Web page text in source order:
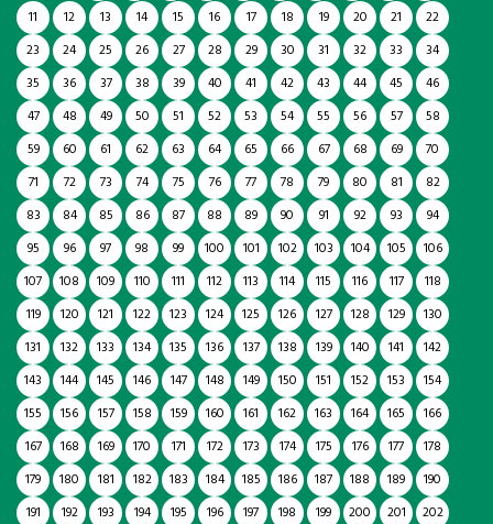
11
12 13 14 15 16 17 18 19 20 21
22
23
24 25 26 27 28 29 30 31 32 33
34
35
36 37 38 39 40 41 42 43 44 45
46
47
48 49 50 51 52 53 54 55 56 57
58
59
60 61 62 63 64 65 66 67 68 69
70
71
72 73 74 75 76 77 78 79 80 81
82
83
84 85 86 87 88 89 90 91 92 93
94
95
96 97 98 99 100 101 102 103 104 105
106
107
108 109 110 111 112 113 114 115 116 117
118
119
120 121 122 123 124 125 126 127 128 129
130
131
132 133 134 135 136 137 138 139 140 141
142
143
144 145 146 147 148 149 150 151 152 153
154
155
156 157 158 159 160 161 162 163 164 165
166
167
168 169 170 171 172 173 174 175 176 177
178
179
180 181 182 183 184 185 186 187 188 189
190
191
192 193 194 195 196 197 198 199 200 201
202